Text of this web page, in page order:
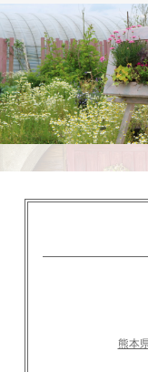
農園
熊本